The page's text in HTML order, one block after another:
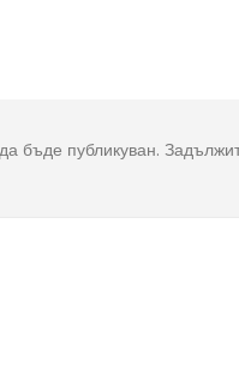
бъде публикуван.